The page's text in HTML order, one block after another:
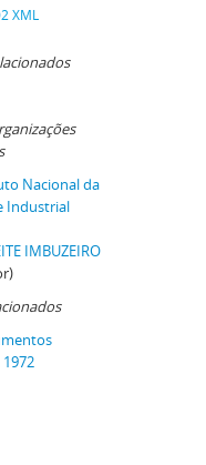
XML
Nacional da
Industrial
IMBUZEIRO